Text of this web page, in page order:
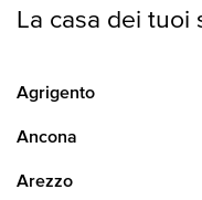
La casa dei tuoi
Agrigento
Ancona
Arezzo